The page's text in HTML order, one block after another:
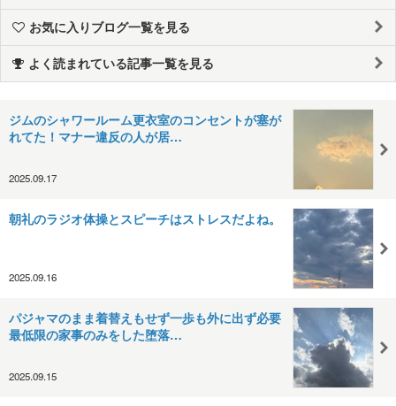
お気に入りブログ一覧を見る
よく読まれている記事一覧を見る
ジムのシャワールーム更衣室のコンセントが塞が
れてた！マナー違反の人が居…
2025.09.17
朝礼のラジオ体操とスピーチはストレスだよね。
2025.09.16
パジャマのまま着替えもせず一歩も外に出ず必要
最低限の家事のみをした堕落…
2025.09.15